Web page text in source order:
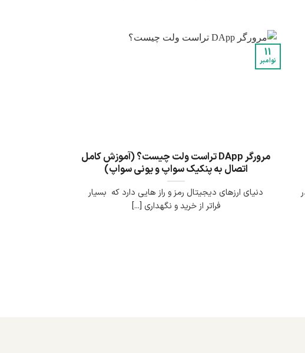
مرورگر DApp تراست ولت چیست؟ (آموزش کامل
اتصال به پنکیک سواپ و یونی سواپ)
دنیای ارزهای دیجیتال رمز و راز هایی دارد که بسیار
فراتر از خرید و نگهداری [...]
11
نوامبر
پشتیبان کیف پول